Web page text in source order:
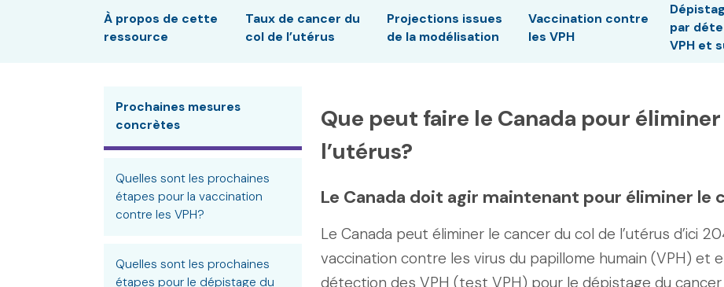
À propos de cette
ressource
Taux de cancer du
col de l’utérus
Projections issues
de la modélisation
Vaccination contre
les VPH
par
VPH et
Prochaines mesures
concrètes
Quelles sont les prochaines
étapes pour la vaccination
contre les VPH?
Quelles sont les prochaines
étapes pour le dépistage du
Que peut faire le Canada pour
l’utérus?
Le Canada doit agir maintenant pour éliminer le
Le Canada peut éliminer le cancer du col de l’utérus d’ici
vaccination contre les virus du papillome humain (VPH) et
détection des VPH (test VPH) pour le dépistage du cancer